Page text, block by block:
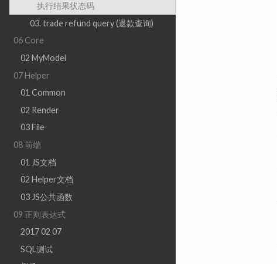
执行结果状态码
03. trade refund query (退款查询)
06 Core
02 MyModel
07 Helper
01 Common
02 Render
03 File
08 前端
01 JS文档
02 Helper文档
03 JS公共函数
09 正则表达式
2017 02 07
SQL测试